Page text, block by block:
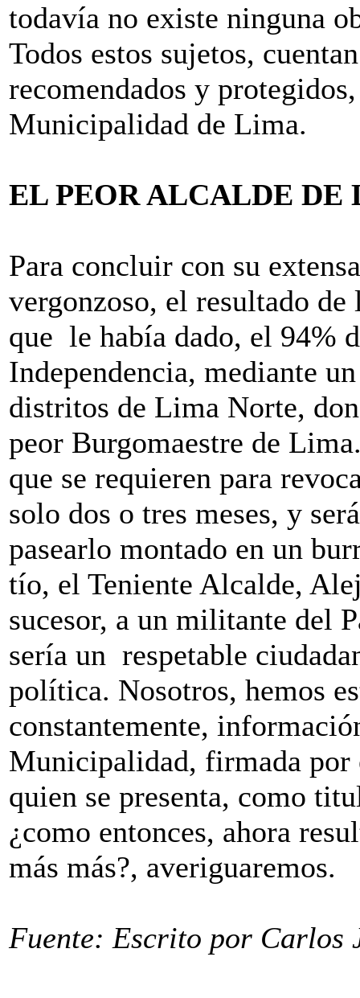
todavía no existe ninguna
Todos estos sujetos,
recomendados y
Municipalidad de Lima.
EL PEOR ALCALDE DE
Para concluir con su
vergonzoso, el resultado
que le había dado, el 94%
Independencia, mediante
distritos de Lima Norte,
peor Burgomaestre de
que se requieren para
solo dos o tres meses, y
pasearlo montado en un
tío, el Teniente Alcalde,
sucesor, a un militante del
sería un respetable
política. Nosotros, hemos
constantemente,
Municipalidad, firmada por
quien se presenta, como
¿como entonces, ahora
más más?, averiguaremos.
Fuente: Escrito por Carlos